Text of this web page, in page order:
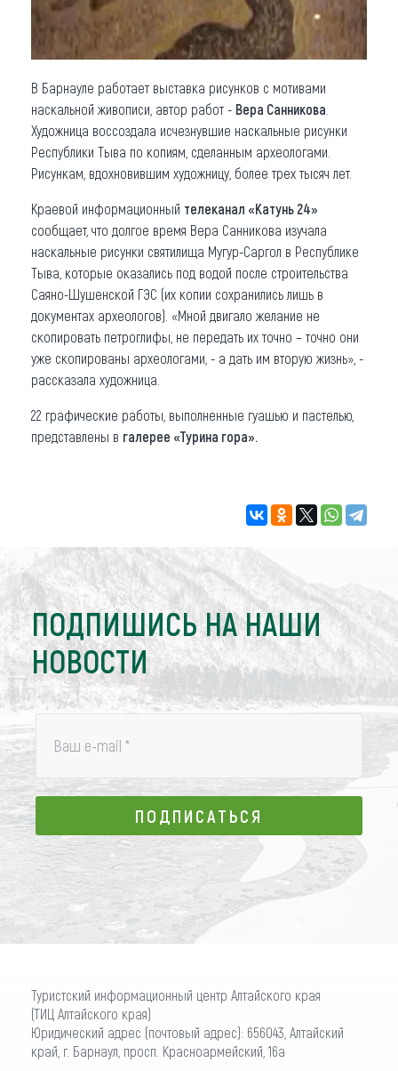
Другие рубрики
В Барнауле работает выставка рисунков с мотивами
наскальной живописи, автор работ - Вера Санникова
Художница воссоздала исчезнувшие наскальные рисунки
Республики Тыва по копиям, сделанным археологами.
Рисункам, вдохновившим художницу, более трех тысяч лет.
Краевой информационный телеканал «Катунь 24»
сообщает, что долгое время Вера Санникова изучала
наскальные рисунки святилища Мугур-Саргол в Республике
Тыва, которые оказались под водой после строительства
Саяно-Шушенской ГЭС (их копии сохранились лишь в
документах археологов). «Мной двигало желание не
скопировать петроглифы, не передать их точно – точно они
уже скопированы археологами, - а дать им вторую жизнь», -
рассказала художница.
22 графические работы, выполненные гуашью и пастелью,
представлены в галерее «Турина гора».
ПОДПИШИСЬ НА НАШИ
НОВОСТИ
Ваш e-mail *
ПОДПИСАТЬСЯ
ПОДПИСАТЬСЯ
Туристский информационный центр Алтайского края
(ТИЦ Алтайского края)
Юридический адрес (почтовый адрес): 656043, Алтайский
край, г. Барнаул, просп. Красноармейский, 16а